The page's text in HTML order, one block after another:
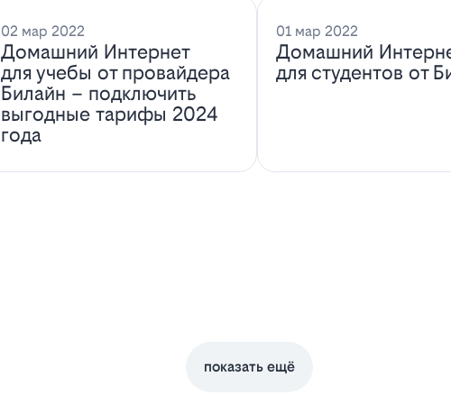
02 мар 2022
Домашний Интернет
для учебы от провайдера
Билайн – подключить
выгодные тарифы 2024
года
01 мар 2022
Домашний
для студентов от
показать ещё